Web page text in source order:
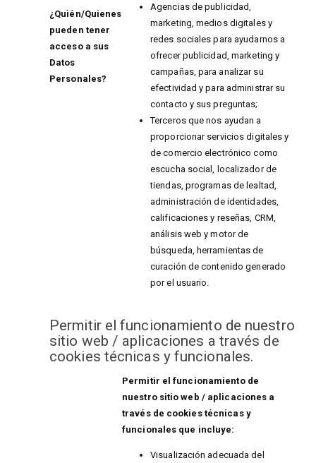
¿Quién/Quienes
pueden tener
acceso a sus
Datos
Personales?
Agencias de publicidad,
marketing, medios digitales y
redes sociales para ayudarnos a
ofrecer publicidad, marketing y
campañas, para analizar su
efectividad y para administrar su
contacto y sus preguntas;
Terceros que nos ayudan a
proporcionar servicios digitales y
de comercio electrónico como
escucha social, localizador de
tiendas, programas de lealtad,
administración de identidades,
calificaciones y reseñas, CRM,
análisis web y motor de
búsqueda, herramientas de
curación de contenido generado
por el usuario.
Permitir el funcionamiento de nuestro
sitio web / aplicaciones a través de
cookies técnicas y funcionales.
Permitir el funcionamiento de
nuestro sitio web / aplicaciones a
través de cookies técnicas y
funcionales que incluye:
Visualización adecuada del